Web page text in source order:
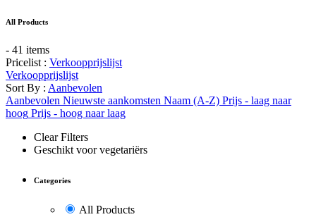
All Products
- 41 items
Pricelist : Verkoopprijslijst
Verkoopprijslijst
Sort By : Aanbevolen
Aanbevolen Nieuwste aankomsten Naam (A-Z) Prijs - laag naar
hoog Prijs - hoog naar laag
Clear Filters
Geschikt voor vegetariërs
Categories
All Products